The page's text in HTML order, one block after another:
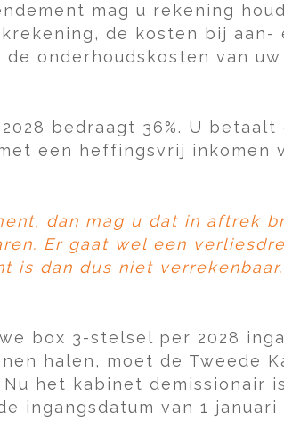
mag u rekening
de kosten bij aan-
onderhoudskosten van
bedraagt 36%. U betaalt
een heffingsvrij inkomen
dan mag u dat in aftrek
Er gaat wel een
is dan dus niet verrekenbaar.
box 3-stelsel per 2028
halen, moet de Tweede
het kabinet demissionair
ingangsdatum van 1 januari